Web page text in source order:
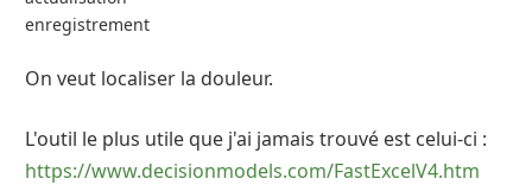
enregistrement
On veut localiser la douleur.
L'outil le plus utile que j'ai jamais trouvé est celui-ci :
https://www.decisionmodels.com/FastExcelV4.htm